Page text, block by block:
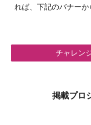
れば、下記のバナーか
チャレン
掲載プロ